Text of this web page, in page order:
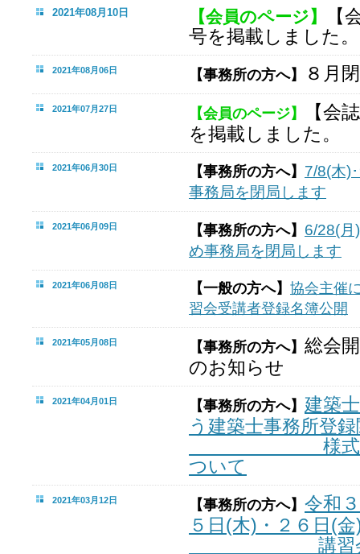
2021年08月10日 【会員のページ】
【
号を掲載しました。
2021年08月06日 【事務所の方へ】 ８月
2021年07月27日 【会員のページ】
【会
を掲載しました。
2021年06月30日 【事務所の方へ】 7/8(木)
事務局を閉局します
2021年06月09日 【事務所の方へ】 6/28(月
め事務局を閉局します
2021年06月08日 【一般の方へ】 協会主催
習会受講者登録名簿公開
2021年05月08日 【事務所の方へ】 総会
のお知らせ
2021年04月01日 【事務所の方へ】 建築
う建築士事務所登
様式の変更
ついて
2021年03月12日 【事務所の方へ】 令和
５日(木) ・ ２６日(
講習会開催